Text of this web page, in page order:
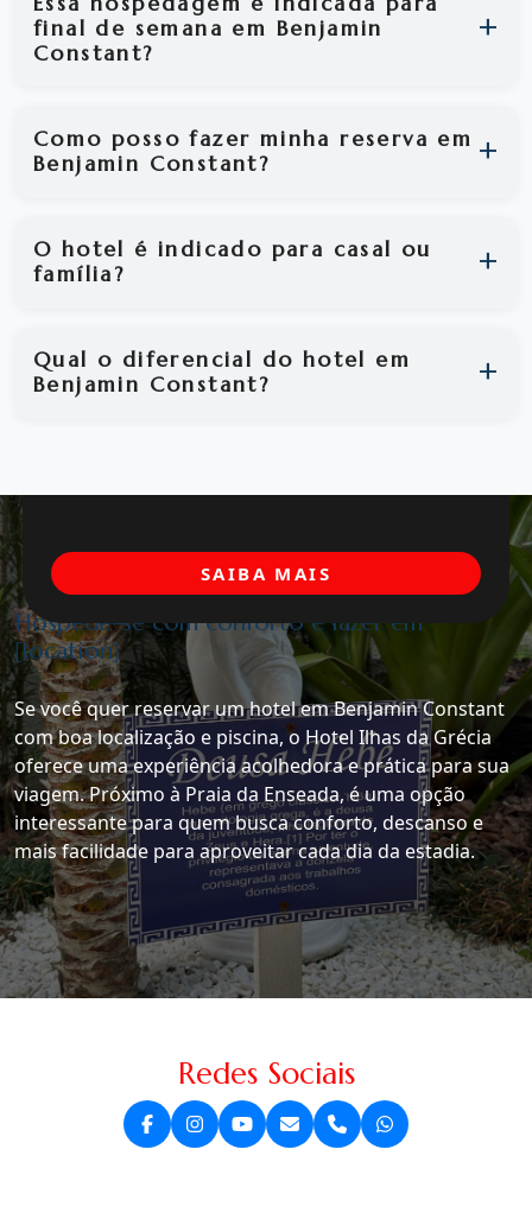
final de semana em Benjamin
Constant?
Como posso fazer minha reserva em
Benjamin Constant?
O hotel é indicado para casal ou
família?
Qual o diferencial do hotel em
Benjamin Constant?
Hospede-se com conforto e lazer em
[location]
Se você quer reservar um hotel em Benjamin Constant
com boa localização e piscina, o Hotel Ilhas da Grécia
oferece uma experiência acolhedora e prática para sua
viagem. Próximo à Praia da Enseada, é uma opção
interessante para quem busca conforto, descanso e
mais facilidade para aproveitar cada dia da estadia.
SAIBA MAIS
Redes Sociais